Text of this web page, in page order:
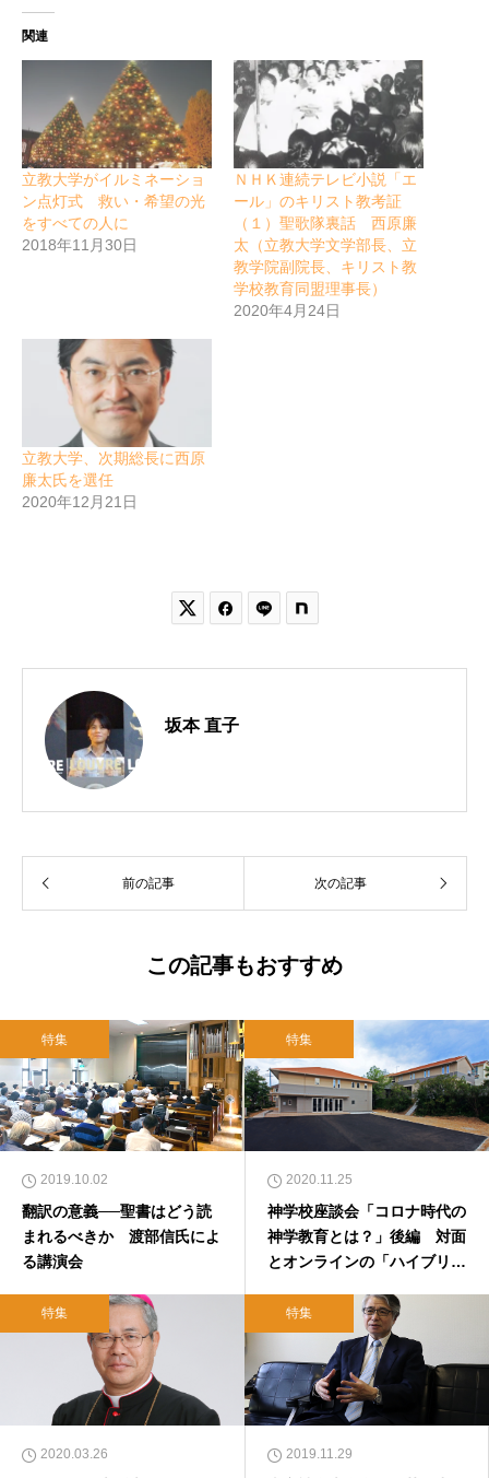
関連
立教大学がイルミネーショ
ン点灯式 救い・希望の光
をすべての人に
2018年11月30日
ＮＨＫ連続テレビ小説「エ
ール」のキリスト教考証
（１）聖歌隊裏話 西原廉
太（立教大学文学部長、立
教学院副院長、キリスト教
学校教育同盟理事長）
2020年4月24日
立教大学、次期総長に西原
廉太氏を選任
2020年12月21日
 
坂本 直子
前の記事 次の記事
この記事もおすすめ
特集
2019.10.02
翻訳の意義──聖書はどう読
まれるべきか 渡部信氏によ
る講演会
特集
2020.11.25
神学校座談会「コロナ時代の
神学教育とは？」後編 対面
とオンラインの「ハイブリッ
特集
2020.03.26
特集
2019.11.29